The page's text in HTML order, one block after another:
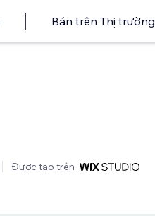
Bán trên Thị trường
Được tạo trên